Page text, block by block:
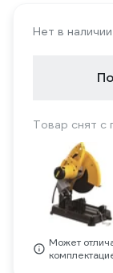
Нет в наличии
Товар снят с
Может